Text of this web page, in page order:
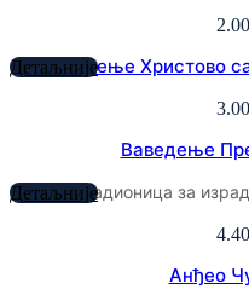
Васкресење Христово
Детаљније
Ваведење
радионица за
Детаљније
Анђео